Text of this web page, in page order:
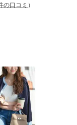
の口コミ ）